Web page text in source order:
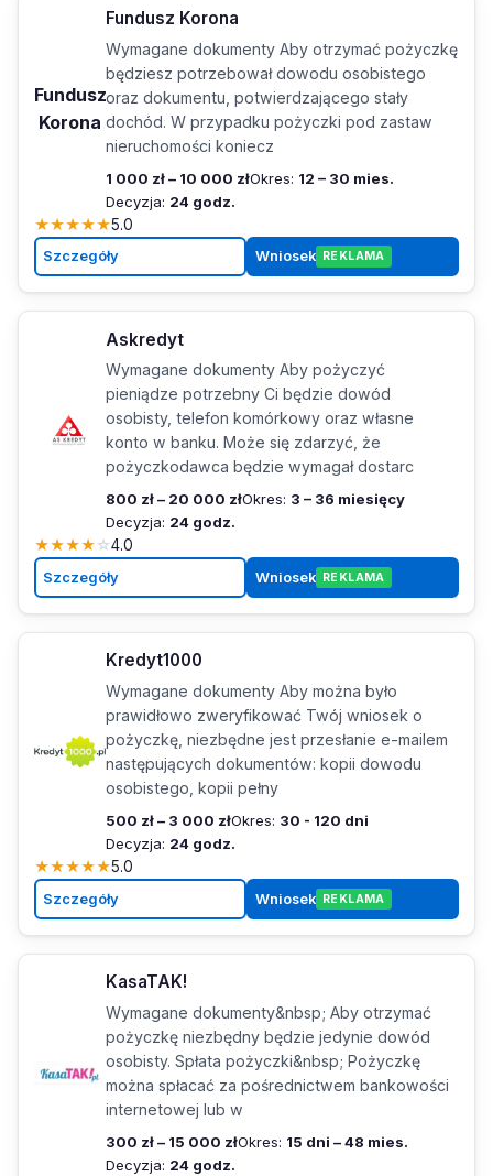
Fundusz
Korona
Fundusz Korona
Wymagane dokumenty Aby otrzymać pożyczkę
będziesz potrzebował dowodu osobistego
oraz dokumentu, potwierdzającego stały
dochód. W przypadku pożyczki pod zastaw
nieruchomości koniecz
1 000 zł – 10 000 złOkres: 12 – 30 mies.
Decyzja: 24 godz.
★★★★★5.0
Szczegóły Wniosek REKLAMA
Askredyt
Wymagane dokumenty Aby pożyczyć
pieniądze potrzebny Ci będzie dowód
osobisty, telefon komórkowy oraz własne
konto w banku. Może się zdarzyć, że
pożyczkodawca będzie wymagał dostarc
800 zł – 20 000 złOkres: 3 – 36 miesięcy
Decyzja: 24 godz.
★★★★☆4.0
Szczegóły Wniosek REKLAMA
Kredyt1000
Wymagane dokumenty Aby można było
prawidłowo zweryfikować Twój wniosek o
pożyczkę, niezbędne jest przesłanie e-mailem
następujących dokumentów: kopii dowodu
osobistego, kopii pełny
500 zł – 3 000 złOkres: 30 - 120 dni
Decyzja: 24 godz.
★★★★★5.0
Szczegóły Wniosek REKLAMA
KasaTAK!
Wymagane dokumenty&nbsp; Aby otrzymać
pożyczkę niezbędny będzie jedynie dowód
osobisty. Spłata pożyczki&nbsp; Pożyczkę
można spłacać za pośrednictwem bankowości
internetowej lub w
300 zł – 15 000 złOkres: 15 dni – 48 mies.
Decyzja: 24 godz.